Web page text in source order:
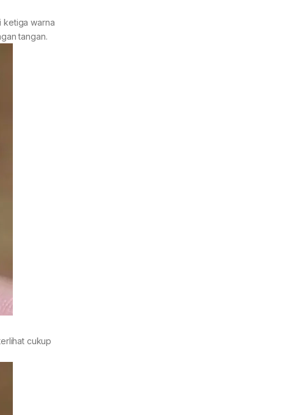
ketiga warna
tangan.
cukup